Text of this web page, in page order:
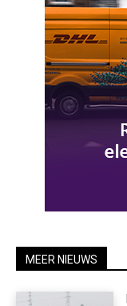
MEER NIEUWS